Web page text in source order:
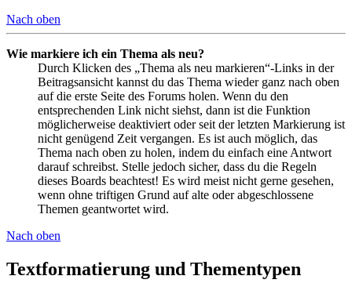
Nach oben
Wie markiere ich ein Thema als neu?
Durch Klicken des „Thema als neu markieren“-Links in der
Beitragsansicht kannst du das Thema wieder ganz nach oben
auf die erste Seite des Forums holen. Wenn du den
entsprechenden Link nicht siehst, dann ist die Funktion
möglicherweise deaktiviert oder seit der letzten Markierung ist
nicht genügend Zeit vergangen. Es ist auch möglich, das
Thema nach oben zu holen, indem du einfach eine Antwort
darauf schreibst. Stelle jedoch sicher, dass du die Regeln
dieses Boards beachtest! Es wird meist nicht gerne gesehen,
wenn ohne triftigen Grund auf alte oder abgeschlossene
Themen geantwortet wird.
Nach oben
Textformatierung und Thementypen